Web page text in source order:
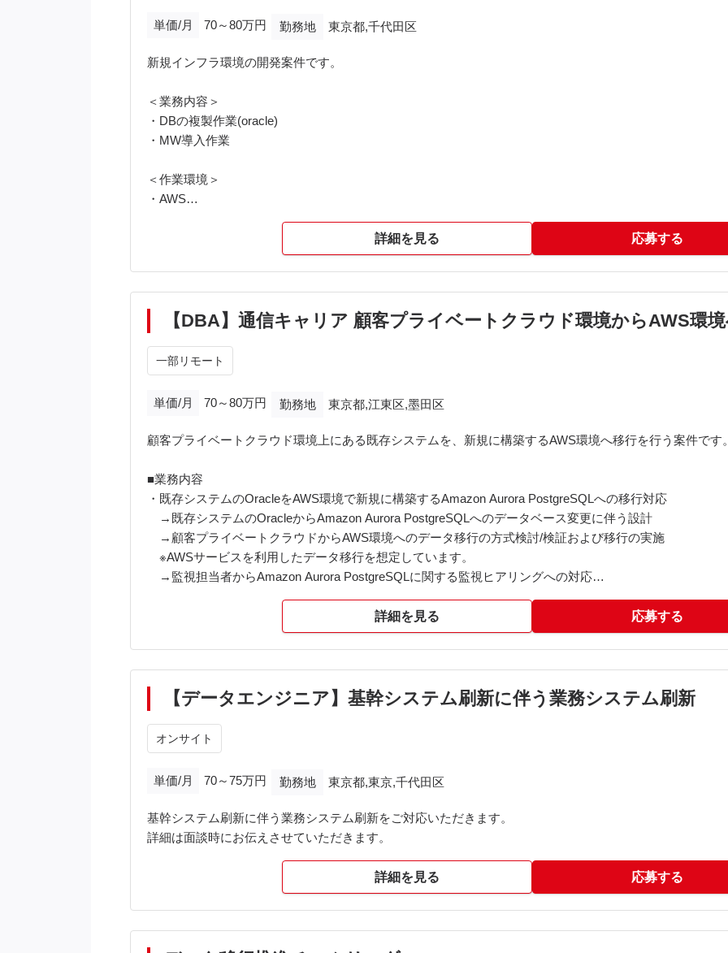
単価/月 70～80万円 勤務地 東京都,千代田区
新規インフラ環境の開発案件です。
＜業務内容＞
・DBの複製作業(oracle)
・MW導入作業
＜作業環境＞
・AWS
※新しい環境に積極的な現場ですので、クラウド(AWS・Azure)は今後増える想定です。
＜服装＞
ビジネスカジュアル
＜就業時間＞
9:00‐18:00
詳細を見る 応募する
【DBA】通信キャリア 顧客プライベートクラウド環境からAWS環
一部リモート
単価/月 70～80万円 勤務地 東京都,江東区,墨田区
顧客プライベートクラウド環境上にある既存システムを、新規に構築するAWS環境へ移行を行う案件です
■業務内容
・既存システムのOracleをAWS環境で新規に構築するAmazon Aurora PostgreSQLへの移行対応
→既存システムのOracleからAmazon Aurora PostgreSQLへのデータベース変更に伴う設計
→顧客プライベートクラウドからAWS環境へのデータ移行の方式検討/検証および移行の実施
※AWSサービスを利用したデータ移行を想定しています。
→監視担当者からAmazon Aurora PostgreSQLに関する監視ヒアリングへの対応
→PostgreSQLによる関連システムへのデータ連携の設計
※案件は既に開始しており基本設計の執筆が完了、今後は詳細設計着手中です。
■作業工程
詳細設計、構築～単体試験、運用手順書作成及び顧客環境への移行まで
■使用OS/MW
AmazonLinux2023（EC2＆ECS）
WildFly
HULFT
StepFunctions
詳細を見る 応募する
【データエンジニア】基幹システム刷新に伴う業務システム刷新
オンサイト
単価/月 70～75万円 勤務地 東京都,東京,千代田区
基幹システム刷新に伴う業務システム刷新をご対応いただきます。
詳細は面談時にお伝えさせていただきます。
詳細を見る 応募する